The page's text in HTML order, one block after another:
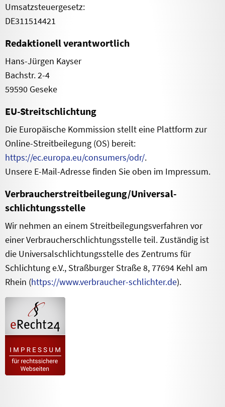
Umsatzsteuergesetz:
DE311514421
Redaktionell verantwortlich
Hans-Jürgen Kayser
Bachstr. 2-4
59590 Geseke
EU-Streitschlichtung
Die Europäische Kommission stellt eine Plattform zur
Online-Streitbeilegung (OS) bereit:
https://ec.europa.eu/consumers/odr/.
Unsere E-Mail-Adresse finden Sie oben im Impressum.
Verbraucher­streit­beilegung/Universal­
schlichtungs­stelle
Wir nehmen an einem Streitbeilegungsverfahren vor
einer Verbraucherschlichtungsstelle teil. Zuständig ist
die Universalschlichtungsstelle des Zentrums für
Schlichtung e.V., Straßburger Straße 8, 77694 Kehl am
Rhein (https://www.verbraucher-schlichter.de).